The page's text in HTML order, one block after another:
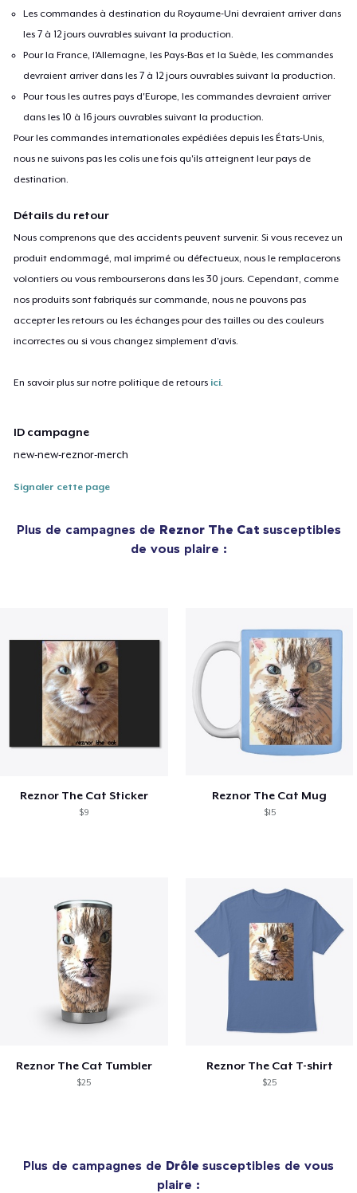
Les commandes à destination du Royaume-Uni devraient arriver dans
les 7 à 12 jours ouvrables suivant la production.
Pour la France, l'Allemagne, les Pays-Bas et la Suède, les commandes
devraient arriver dans les 7 à 12 jours ouvrables suivant la production.
Pour tous les autres pays d'Europe, les commandes devraient arriver
dans les 10 à 16 jours ouvrables suivant la production.
Pour les commandes internationales expédiées depuis les États-Unis,
nous ne suivons pas les colis une fois qu'ils atteignent leur pays de
destination.
Détails du retour
Nous comprenons que des accidents peuvent survenir. Si vous recevez un
produit endommagé, mal imprimé ou défectueux, nous le remplacerons
volontiers ou vous rembourserons dans les 30 jours. Cependant, comme
nos produits sont fabriqués sur commande, nous ne pouvons pas
accepter les retours ou les échanges pour des tailles ou des couleurs
incorrectes ou si vous changez simplement d'avis.
En savoir plus sur notre politique de retours ici.
ID campagne
new-new-reznor-merch
Signaler cette page
Plus de campagnes de Reznor The Cat susceptibles
de vous plaire :
Reznor The Cat Sticker
$9
Reznor The Cat Mug
$15
Reznor The Cat Tumbler
$25
Reznor The Cat T-shirt
$25
Plus de campagnes de Drôle susceptibles de vous
plaire :